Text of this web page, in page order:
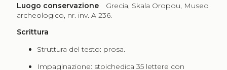
Luogo conservazioneGrecia, Skala Oropou, Museo
archeologico, nr. inv. A 236.
Scrittura
Struttura del testo: prosa.
Impaginazione: stoichedica 35 lettere con